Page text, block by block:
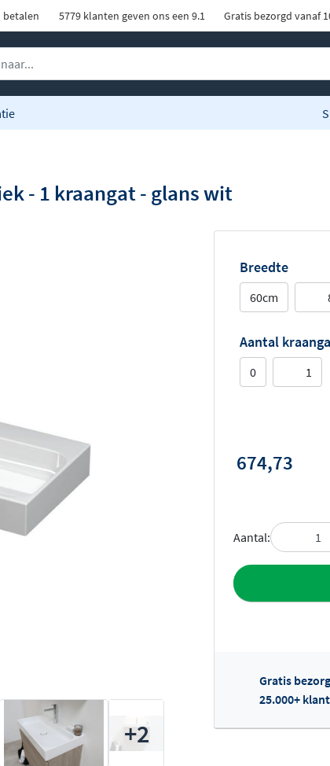
betalen 5779 klanten geven ons een 9.1 Gratis bezorgd vanaf
- 1 kraangat - glans wit
+2
Breedte
60cm
Aantal
0 1
674,73
Aantal:
Gratis
25.000+